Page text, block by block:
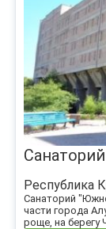
Республика
Санаторий
части города
роще, на берегу